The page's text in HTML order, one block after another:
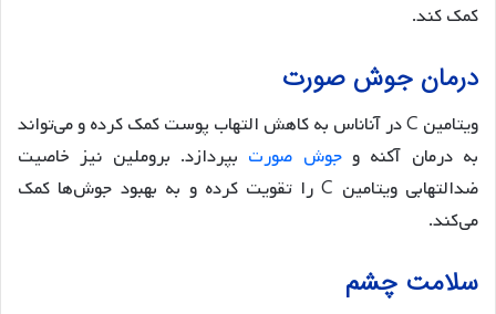
کمک کند.
درمان جوش صورت
ویتامین C در آناناس به کاهش التهاب پوست کمک کرده و می‌تواند
به درمان آکنه وجوش صورت بپردازد. بروملین نیز خاصیت
ضدالتهابی ویتامین C را تقویت کرده و به بهبود جوش‌ها کمک
می‌کند.
سلامت چشم